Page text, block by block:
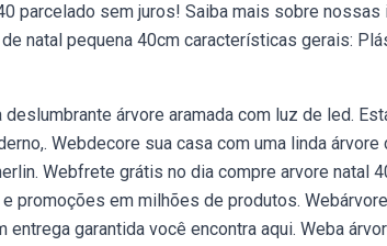
parcelado sem juros! Saiba mais sobre
natal pequena 40cm características gerais:
árvore aramada com luz de led.
Webdecore sua casa com uma linda árvore
Webfrete grátis no dia compre arvore natal
promoções em milhões de produtos.
garantida você encontra aqui. Weba